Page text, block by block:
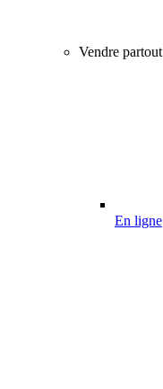
Vendre partout
En ligne